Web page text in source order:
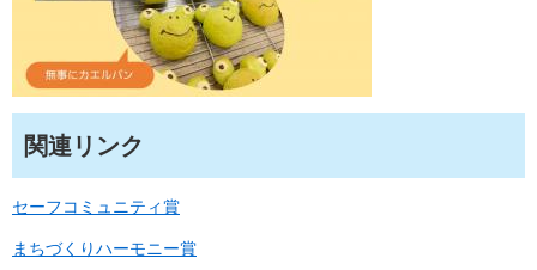
関連リンク
セーフコミュニティ賞
まちづくりハーモニー賞